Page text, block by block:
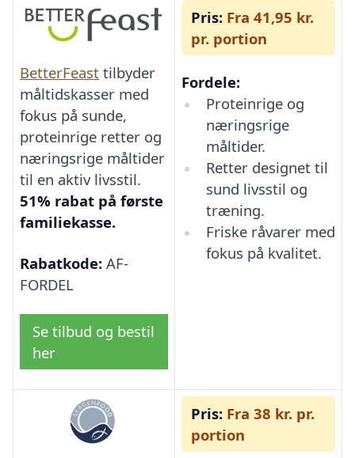
BetterFeast tilbyder
måltidskasser med
fokus på sunde,
proteinrige retter og
næringsrige måltider
til en aktiv livsstil.
51% rabat på første
familiekasse.
Rabatkode: AF-
FORDEL
Se tilbud og bestil
her
Pris: Fra 41,95 kr.
pr. portion
Fordele:
Proteinrige og
næringsrige
måltider.
Retter designet til
sund livsstil og
træning.
Friske råvarer med
fokus på kvalitet.
Pris: Fra 38 kr. pr.
portion